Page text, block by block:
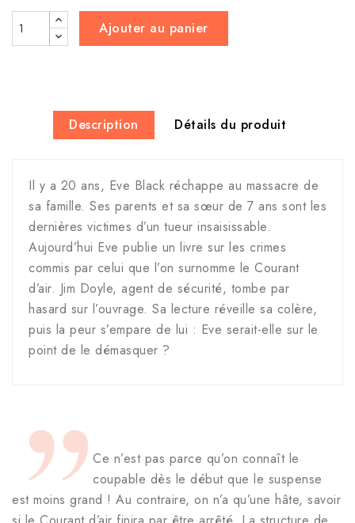
Ajouter au panier
Description Détails du produit
Il y a 20 ans, Eve Black réchappe au massacre de
sa famille. Ses parents et sa sœur de 7 ans sont les
dernières victimes d’un tueur insaisissable.
Aujourd’hui Eve publie un livre sur les crimes
commis par celui que l’on surnomme le Courant
d’air. Jim Doyle, agent de sécurité, tombe par
hasard sur l’ouvrage. Sa lecture réveille sa colère,
puis la peur s’empare de lui : Eve serait-elle sur le
point de le démasquer ?
Ce n’est pas parce qu’on connaît le
coupable dès le début que le suspense
est moins grand ! Au contraire, on n’a qu’une hâte, savoir